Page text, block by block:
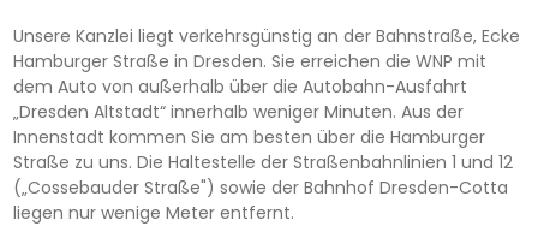
Unsere Kanzlei liegt verkehrsgünstig an der Bahnstraße, Ecke
Hamburger Straße in Dresden. Sie erreichen die WNP mit
dem Auto von außerhalb über die Autobahn-Ausfahrt
„Dresden Altstadt“ innerhalb weniger Minuten. Aus der
Innenstadt kommen Sie am besten über die Hamburger
Straße zu uns. Die Haltestelle der Straßenbahnlinien 1 und 12
(„Cossebauder Straße") sowie der Bahnhof Dresden-Cotta
liegen nur wenige Meter entfernt.